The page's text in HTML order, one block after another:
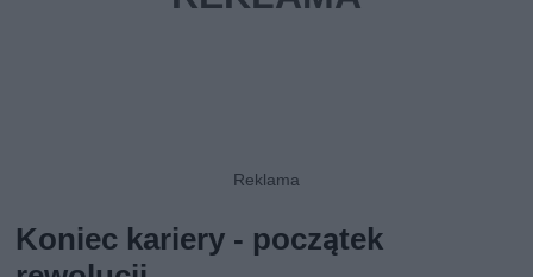
Koniec kariery - początek